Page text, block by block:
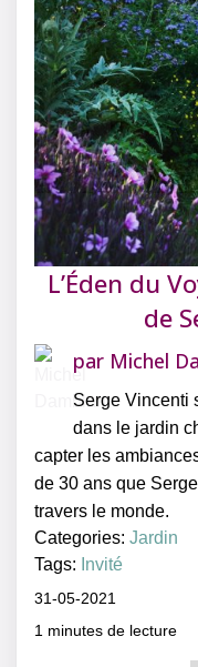
L’Éden du
de
par Michel
Serge Vincenti
dans le jardin
capter les
de 30 ans que
travers le monde.
Categories:Jardin
Tags: Invité
31-05-2021
1 minutes de lecture